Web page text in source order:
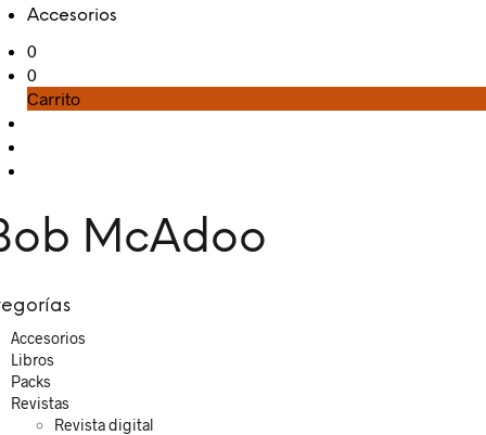
Accesorios
0
0
Carrito
McAdoo
Accesorios
Libros
Packs
Revistas
Revista digital